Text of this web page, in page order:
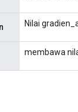
Nilai
membawa